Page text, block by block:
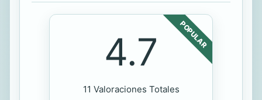
POPULAR
4.7
11 Valoraciones Totales